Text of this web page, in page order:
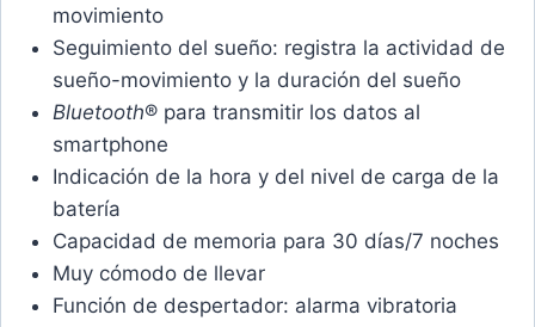
movimiento
Seguimiento del sueño: registra la actividad de
sueño-movimiento y la duración del sueño
Bluetooth® para transmitir los datos al
smartphone
Indicación de la hora y del nivel de carga de la
batería
Capacidad de memoria para 30 días/7 noches
Muy cómodo de llevar
Función de despertador: alarma vibratoria